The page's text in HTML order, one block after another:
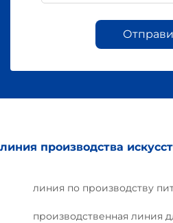
линия производства
линия по производству
производственная линия